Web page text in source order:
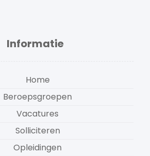
Informatie
Home
Beroepsgroepen
Vacatures
Solliciteren
Opleidingen